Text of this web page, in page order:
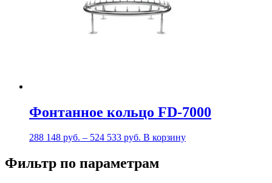
Фонтанное кольцо FD-7000
288 148 руб. – 524 533 руб. В корзину
Фильтр по параметрам